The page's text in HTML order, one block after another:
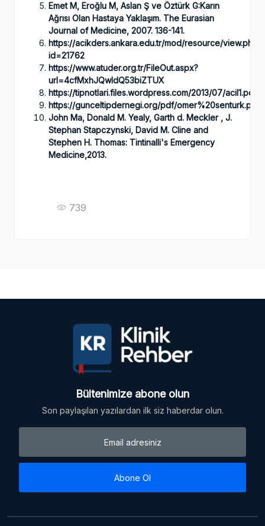
Emet M, Eroğlu M, Aslan Ş ve Öztürk G:Karın
Ağrısı Olan Hastaya Yaklaşım. The Eurasian
Journal of Medicine, 2007. 136-141.
https://acikders.ankara.edu.tr/mod/resource/view.php?
id=21762
https://www.atuder.org.tr/FileOut.aspx?
url=4cfMxhJQwldQ53biZTUX
https://tipnotlari.files.wordpress.com/2013/07/acil1.pdf
https://gunceltipdernegi.org/pdf/omer%20senturk.pdf
John Ma, Donald M. Yealy, Garth d. Meckler , J.
Stephan Stapczynski, David M. Cline and
Stephen H. Thomas: Tintinalli's Emergency
Medicine,2013.
739
Bültenimize abone olun
Son paylaşılan yazılardan ilk siz haberdar olun.
Abone Ol